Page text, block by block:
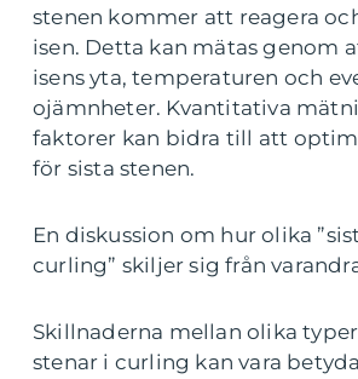
stenen kommer att reagera
isen. Detta kan mätas genom
isens yta, temperaturen och
ojämnheter. Kvantitativa
faktorer kan bidra till att
för sista stenen.
En diskussion om hur olika
curling” skiljer sig från
Skillnaderna mellan olika typer
stenar i curling kan vara